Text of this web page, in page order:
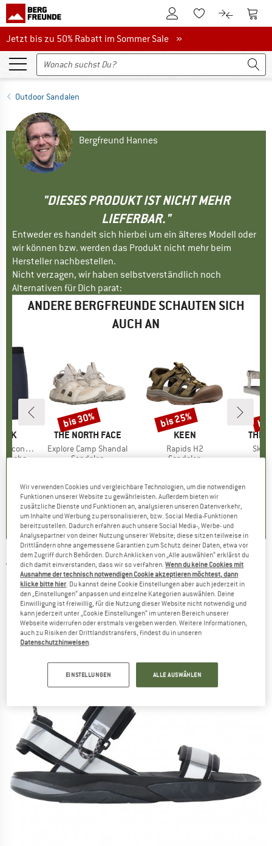
Zum KundenkontoZum Merkzettel.
Zum Zum
Jetzt bis zu 50% Rabatt im Sommer Sale
Jetzt bis zu 50% Rabatt im Sommer Sale »
Outdoor Sandalen
Bergfreund Hannes
"DIESES PRODUKT IST NICHT MEHR
LIEFERBAR."
Entweder es handelt sich hierbei um ein älteres Modell oder
wir können bzw. werden das Produkt nicht mehr beim
Hersteller nachbestellen.
Nicht verzagen, wir haben selbstverständlich noch
Alternativen für Dich parat:
ANDERE BERGFREUNDE SCHAUTEN SICH
AUCH AN
Boxer
2
)
MARKE
THE NORTH FACE
Artikel
Explore Camp Shandal
Produktgruppe
Sandalen
5.0(1)
Rabatt
bis 30%
MARKE
KEEN
Artikel
Rapids H2
Produktgruppe
Sandalen
4.6(8)
Rabatt
bis 25%
THE
THE NORTH FACE -Skeena Sport Sandal -
Sandalen
(0)
Wir verwenden Cookies und vergleichbare Technologien, um die notwendigen
Funktionen unserer Website zu gewährleisten. Außerdem bieten wir
zusätzliche Dienste und Funktionen an, analysieren unseren Datenverkehr,
um Inhalte und Werbung zu personalisieren, bzw. Social Media-Funktionen
bereitzustellen. Dadurch erfahren auch unsere Social Media-, Werbe- und
Analysepartner von deiner Nutzung unserer Website; diese sitzen teilweise in
Drittländern ohne angemessene Garantien zum Schutz deiner Daten, etwa vor
dem Zugriff durch Behörden. Durch Anklicken von „Alle auswählen“ erklärst du
dich damit einverstanden, dass wir so verfahren.Wenn du keine Cookies mit
Ausnahme der technisch notwendigen Cookie akzeptieren möchtest, dann
klicke bitte hier . Du kannst deine Cookie Einstellungen aber auch jederzeit in
den „Einstellungen“ anpassen und einzelne Kategorien auswählen. Deine
Einwilligung ist freiwillig, für die Nutzung dieser Website nicht notwendig und
kann jederzeit unter „Cookie Einstellungen“ im unteren Bereich unserer
Webseite widerrufen oder erstmals vergeben werden. Weitere Informationen,
auch zu Risiken der Drittlandstransfers, findest du in unseren
Datenschutzhinweisen
EINSTELLUNGEN ALLE AUSWÄHLEN